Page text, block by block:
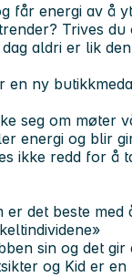
får energi av å
Trives du
aldri er lik
ny
seg om møter
energi og blir
ikke redd for å
det beste med
sin og det gir
og Kid er en